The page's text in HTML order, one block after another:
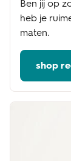
Ben jij op
heb je
maten.
shop